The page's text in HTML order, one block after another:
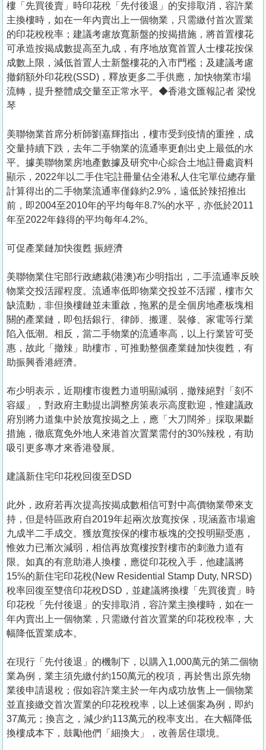
樓「先買後賣」時印花稅「先付後退」的安排取消，容許業
主換樓時，如在一年內賣出上一個物業，只需繳付首次置業
的印花稅稅率；建議考慮放寬新盤的按揭措施，將首置樓花
可承造按揭成數提高至九成，有序地放寬首置人士樓花按保
成數上限，減低首置人士新盤樓花的入市門檻；及建議考慮
撤銷額外印花稅(SSD)，釋放更多二手供應，加快物業市場
流轉，提升整體成交量至正常水平。◆香港文匯報記者 梁悅
琴
美聯物業首席分析師劉嘉輝指出，樓市受到疫情的重挫，成
交量持續下跌，去年二手物業的流通率更創出史上最低的水
平。據美聯物業房地產數據及研究中心綜合土地註冊處資料
顯示，2022年以二手住宅註冊量佔全港私人住宅單位總存量
計算得出的二手物業流通率僅錄約2.9%，遠低於辣招推出
前，即2004至2010年的平均每年8.7%的水平，亦低於2011
年至2022年錄得的平均每年4.2%。
可促產業鏈加快復甦 振經濟
美聯物業住宅部行政總裁(港澳)布少明指出，二手流通率反映
物業交投活躍程度。流通率低即物業交投並不活躍，樓市欠
缺流動，非但換樓鏈並未重啟，拖累的是全個房地產板塊相
關的產業鏈，即包括銀行、律師、搬運、裝修、家電等行業
陷入低潮。相反，當二手物業的流通率高，以上行業皆可受
惠，故此「撤辣」助樓市，可推動整個產業鏈加快復甦，有
助振興香港經濟。
布少明表示，近期樓市復甦力道明顯減弱，撤辣絕對「刻不
容緩」，對政府主動提出調整房策表示高度歡迎，惟建議政
府別將力道集中於放寬按揭之上，應「大刀闊斧」採取果斷
措施，徹底寬免外地人來港首次置業需付的30%辣稅，有助
吸引更多專才來香港發展。
建議新住宅印花稅回復至DSD
此外，政府若再次提高按揭成數相信可對中高價物業帶來支
持，但是特區政府自2019年起兩次放寬按保，現涵蓋市場逾
九成半二手成交。獲放寬按保的樓市板塊的交投明顯受惠，
惟效力已漸次減弱，相信再放寬樓按對樓市的刺激力道有
限。如真的有意助港人換樓，應從印花稅入手，他建議將
15%的新住宅印花稅(New Residential Stamp Duty, NRSD)
稅率回復至雙倍印花稅DSD，並建議將換樓「先買後賣」時
印花稅「先付後退」的安排取消，容許業主換樓時，如在一
年內賣出上一個物業，只需繳付首次置業的印花稅稅率，大
幅降低置業成本。
在現行「先付後退」的機制下，以購入1,000萬元的第二個物
業為例，業主須先繳付約150萬元的稅項，再於售出原先物
業後申請退稅；假如容許業主於一年內成功放售上一個物業
並直接繳交首次置業的印花稅稅率，以上述個案為例，即約
37萬元；換言之，減少約113萬元的稅率支出。在大幅降低
換樓成本下，鼓勵他們「細換大」，改善居住環境。